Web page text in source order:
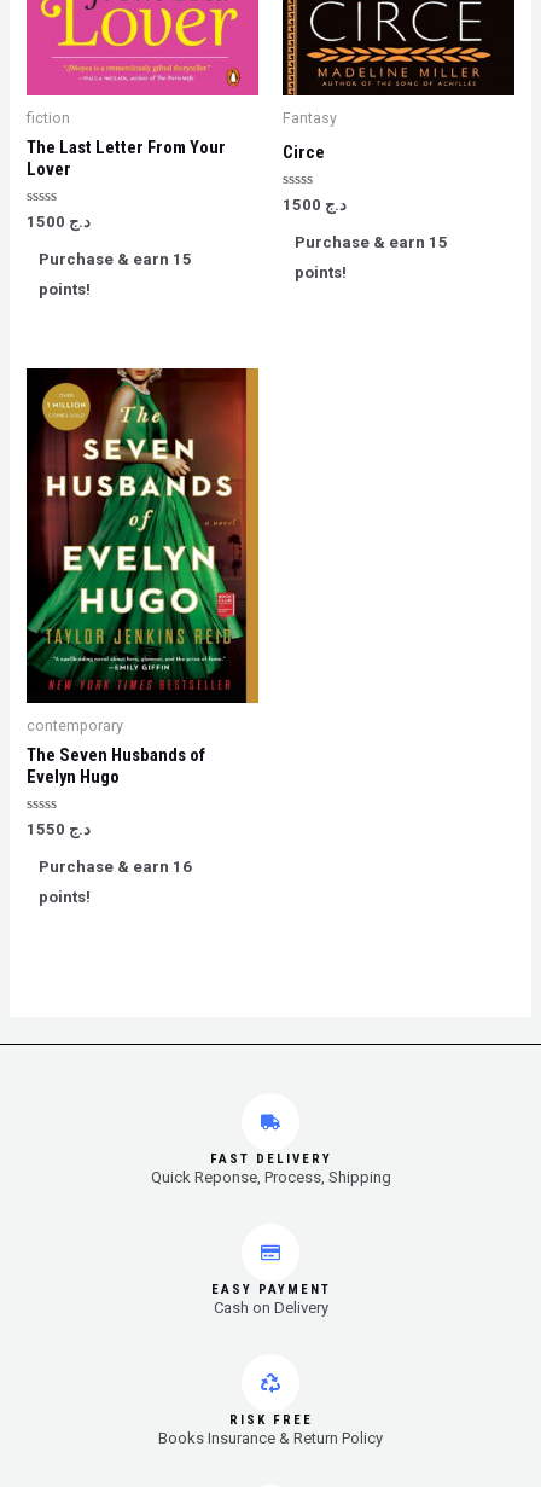
fiction
The Last Letter From Your
Lover
Rated
0
of
د.ج
Purchase & earn 15
points!
Fantasy
Circe
Rated
0
د.ج
Purchase & earn 15
points!
contemporary
The Seven Husbands of
Evelyn Hugo
Rated
0
of
د.ج
Purchase & earn 16
points!
FAST DELIVERY
Quick Reponse, Process, Shipping
EASY PAYMENT
Cash on Delivery
RISK FREE
Books Insurance & Return Policy